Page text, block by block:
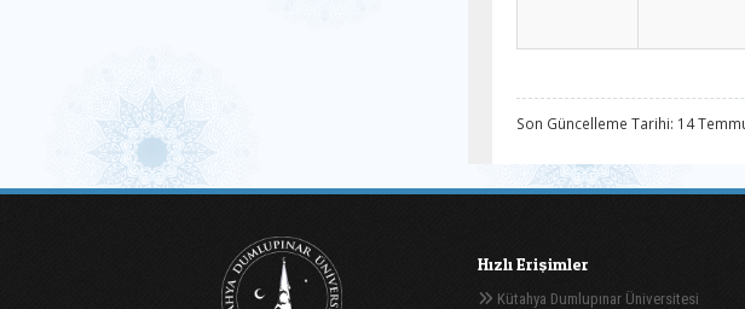
Son Güncelleme Tarihi: 14
Hızlı Erişimler
Kütahya Dumlupınar Üniversitesi